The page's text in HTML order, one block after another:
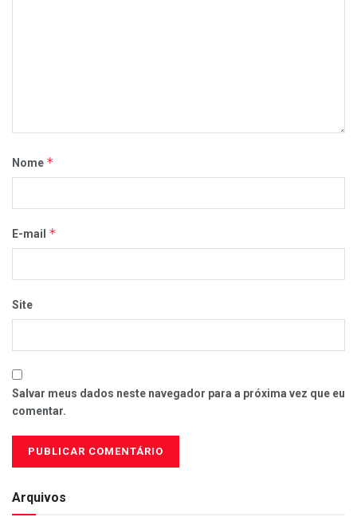
Nome *
E-mail *
Site
Salvar meus dados neste navegador para a próxima vez que eu
comentar.
Arquivos